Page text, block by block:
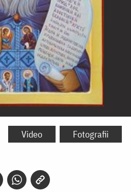
Video Fotografii